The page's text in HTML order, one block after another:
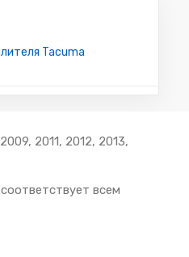
Tacuma
2011, 2012, 2013,
всем